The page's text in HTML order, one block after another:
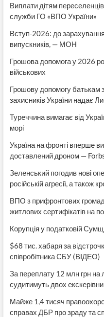
Виплати дітям
служби ГО «ВПО України»
Вступ-2026: до
випускників, — МОН
Грошова допомога у 2026
військових
Грошову допомогу батькам
захисників України надає
Туреччина вимагає від
морі
Україна на фронті вперше
доставлений дроном —
Зеленський погодив нові
російській агресії, а
ВПО з прифронтових
житлових сертифікатів на
Корупція у податковій
$68 тис. хабаря за
співробітника СБУ (ВІДЕО)
За переплату 12 млн грн на
судитимуть двох
Майже 1,4 тисяч
справах ДБР про зраду та